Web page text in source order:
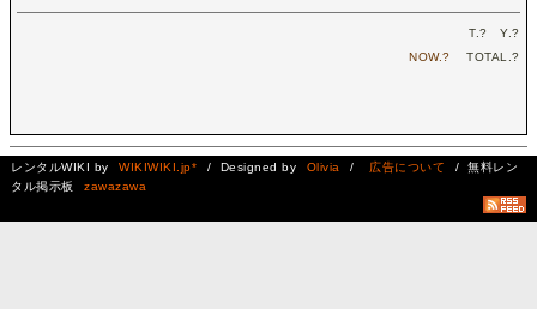
T.? Y.?
NOW.? TOTAL.?
レンタルWIKI by WIKIWIKI.jp* / Designed by Olivia / 広告について
/ 無料レン
タル掲示板
zawazawa